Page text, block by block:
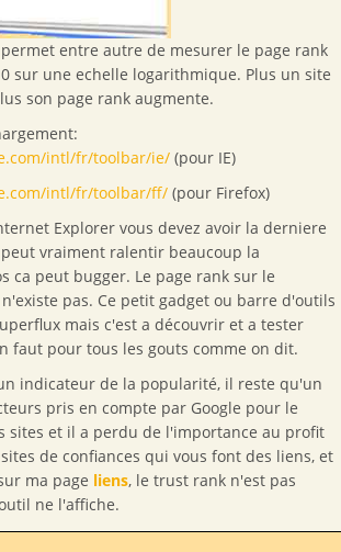
entre autre de mesurer le page rank
sur une echelle logarithmique. Plus un site
son page rank augmente.
intl/fr/toolbar/ie/ (pour IE)
intl/fr/toolbar/ff/ (pour Firefox)
Explorer vous devez avoir la derniere
vraiment ralentir beaucoup la
ca peut bugger. Le page rank sur le
pas. Ce petit gadget ou barre d'outils
mais c'est a découvrir et a tester
faut pour tous les gouts comme on dit.
indicateur de la popularité, il reste qu'un
pris en compte par Google pour le
sites et il a perdu de l'importance au profit
de confiances qui vous font des liens, et
ma page liens, le trust rank n'est pas
ne l'affiche.